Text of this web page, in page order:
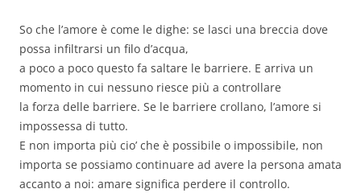
So che l’amore è come le dighe: se lasci una breccia dove
possa infiltrarsi un filo d’acqua,
a poco a poco questo fa saltare le barriere. E arriva un
momento in cui nessuno riesce più a controllare
la forza delle barriere. Se le barriere crollano, l’amore si
impossessa di tutto.
E non importa più cio’ che è possibile o impossibile, non
importa se possiamo continuare ad avere la persona amata
accanto a noi: amare significa perdere il controllo.